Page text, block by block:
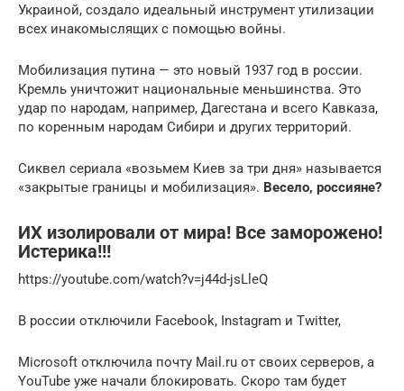
Украиной, создало идеальный инструмент утилизации
всех инакомыслящих с помощью войны.
Мобилизация путина — это новый 1937 год в россии.
Кремль уничтожит национальные меньшинства. Это
удар по народам, например, Дагестана и всего Кавказа,
по коренным народам Сибири и других территорий.
Сиквел сериала «возьмем Киев за три дня» называется
«закрытые границы и мобилизация». Весело, россияне?
ИХ изолировали от мира! Все заморожено!
Истерика!!!
https://youtube.com/watch?v=j44d-jsLleQ
В россии отключили Facebook, Instagram и Twitter,
Microsoft отключила почту Mail.ru от своих серверов, а
YouTube уже начали блокировать. Скоро там будет